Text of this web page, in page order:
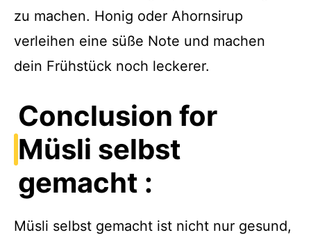
zu machen. Honig oder Ahornsirup
verleihen eine süße Note und machen
dein Frühstück noch leckerer.
Conclusion for
Müsli selbst
gemacht :
Müsli selbst gemacht ist nicht nur gesund,